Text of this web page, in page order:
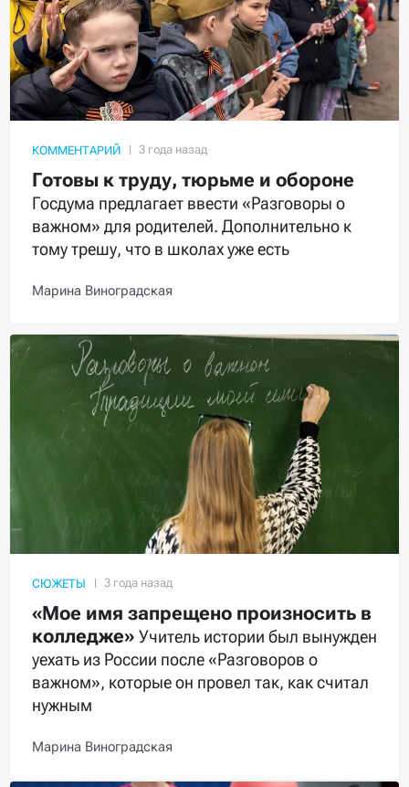
КОММЕНТАРИЙ
Готовы к труду, тюрьме и обороне
Госдума предлагает ввести «Разговоры о
важном» для родителей. Дополнительно к
тому трешу, что в школах уже есть
Марина Виноградская
СЮЖЕТЫ
«Мое имя запрещено произносить в
колледже» Учитель истории был вынужден
уехать из России после «Разговоров о
важном», которые он провел так, как считал
нужным
Марина Виноградская